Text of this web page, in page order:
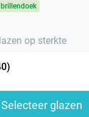
op sterkte
)
Selecteer glazen